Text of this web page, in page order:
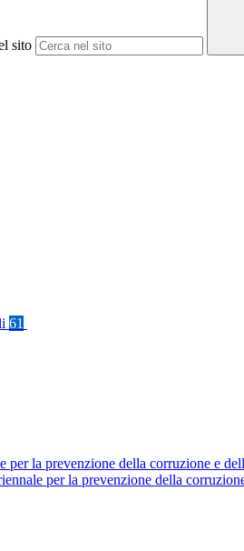
sito
61
per la prevenzione della corruzione e
per la prevenzione della